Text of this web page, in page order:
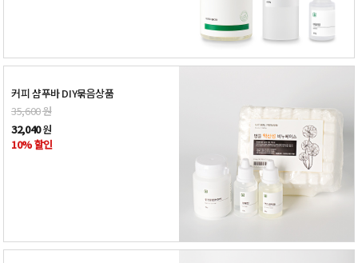
커피 샴푸바 DIY묶음상품
35,600원
32,040원
10% 할인